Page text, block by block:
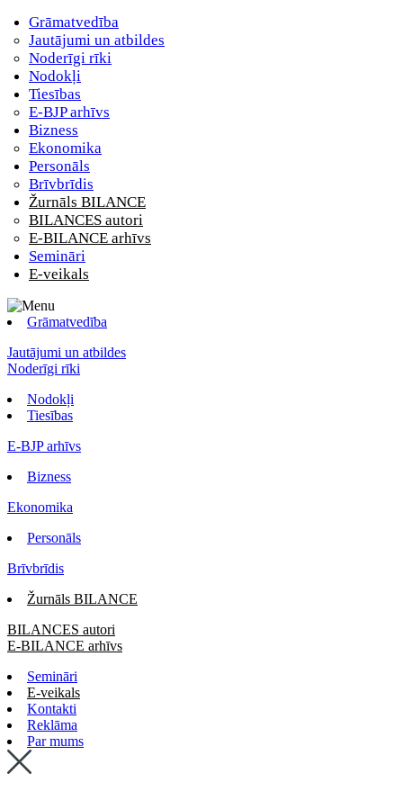
Grāmatvedība
Jautājumi un atbildes
Noderīgi rīki
Nodokļi
Tiesības
E-BJP arhīvs
Bizness
Ekonomika
Personāls
Brīvbrīdis
Žurnāls BILANCE
BILANCES autori
E-BILANCE arhīvs
Semināri
E-veikals
Grāmatvedība
Jautājumi un atbildes
Noderīgi rīki
Nodokļi
Tiesības
E-BJP arhīvs
Bizness
Ekonomika
Personāls
Brīvbrīdis
Žurnāls BILANCE
BILANCES autori
E-BILANCE arhīvs
Semināri
E-veikals
Kontakti
Reklāma
Par mums